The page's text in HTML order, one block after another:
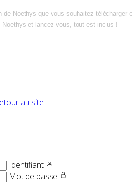
de Noethys que vous souhaitez télécharger
Noethys et lancez-vous, tout est inclus !
au site
Identifiant
Mot de passe